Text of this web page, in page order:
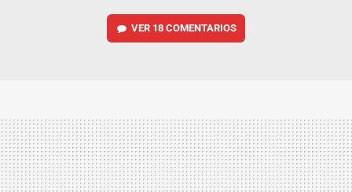
VER 18 COMENTARIOS